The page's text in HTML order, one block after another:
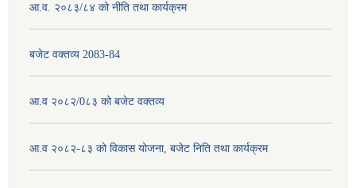
आ.व. २०८३/८४ को नीति तथा कार्यक्रम
बजेट वक्तव्य 2083-84
आ.व २०८२/0८३ को बजेट वक्तव्य
आ.व २०८२-८३ को विकास योजना, बजेट निति तथा कार्यक्रम